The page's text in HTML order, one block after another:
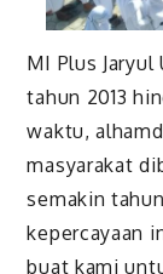
MI Plus
tahun 2013
waktu,
masyarakat
semakin
kepercayaan
buat kami